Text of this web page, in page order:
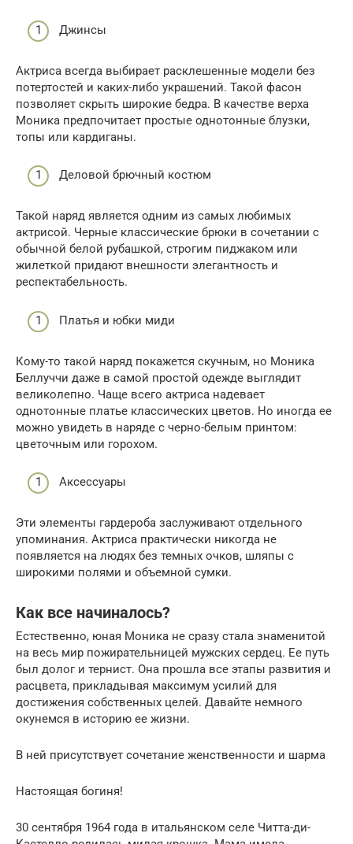
Джинсы
Актриса всегда выбирает расклешенные модели без
потертостей и каких-либо украшений. Такой фасон
позволяет скрыть широкие бедра. В качестве верха
Моника предпочитает простые однотонные блузки,
топы или кардиганы.
Деловой брючный костюм
Такой наряд является одним из самых любимых
актрисой. Черные классические брюки в сочетании с
обычной белой рубашкой, строгим пиджаком или
жилеткой придают внешности элегантность и
респектабельность.
Платья и юбки миди
Кому-то такой наряд покажется скучным, но Моника
Беллуччи даже в самой простой одежде выглядит
великолепно. Чаще всего актриса надевает
однотонные платье классических цветов. Но иногда ее
можно увидеть в наряде с черно-белым принтом:
цветочным или горохом.
Аксессуары
Эти элементы гардероба заслуживают отдельного
упоминания. Актриса практически никогда не
появляется на людях без темных очков, шляпы с
широкими полями и объемной сумки.
Как все начиналось?
Естественно, юная Моника не сразу стала знаменитой
на весь мир пожирательницей мужских сердец. Ее путь
был долог и тернист. Она прошла все этапы развития и
расцвета, прикладывая максимум усилий для
достижения собственных целей. Давайте немного
окунемся в историю ее жизни.
В ней присутствует сочетание женственности и шарма
Настоящая богиня!
30 сентября 1964 года в итальянском селе Читта-ди-